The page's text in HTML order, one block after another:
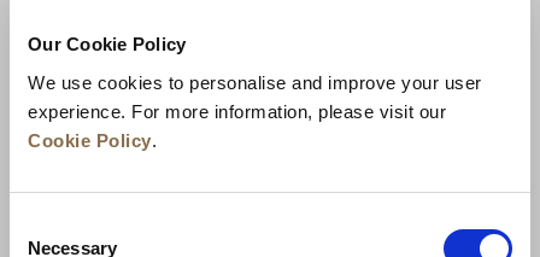
Our Cookie Policy
We use cookies to personalise and improve your user
experience. For more information, please visit our
Cookie Policy.
Selection
Necessary